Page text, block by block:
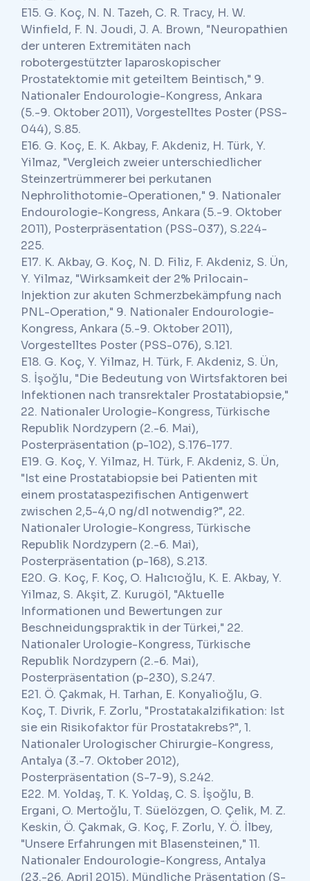
E15. G. Koç, N. N. Tazeh, C. R. Tracy, H. W.
Winfield, F. N. Joudi, J. A. Brown, "Neuropathien
der unteren Extremitäten nach
robotergestützter laparoskopischer
Prostatektomie mit geteiltem Beintisch," 9.
Nationaler Endourologie-Kongress, Ankara
(5.-9. Oktober 2011), Vorgestelltes Poster (PSS-
044), S.85.
E16. G. Koç, E. K. Akbay, F. Akdeniz, H. Türk, Y.
Yilmaz, "Vergleich zweier unterschiedlicher
Steinzertrümmerer bei perkutanen
Nephrolithotomie-Operationen," 9. Nationaler
Endourologie-Kongress, Ankara (5.-9. Oktober
2011), Posterpräsentation (PSS-037), S.224-
225.
E17. K. Akbay, G. Koç, N. D. Filiz, F. Akdeniz, S. Ün,
Y. Yilmaz, "Wirksamkeit der 2% Prilocain-
Injektion zur akuten Schmerzbekämpfung nach
PNL-Operation," 9. Nationaler Endourologie-
Kongress, Ankara (5.-9. Oktober 2011),
Vorgestelltes Poster (PSS-076), S.121.
E18. G. Koç, Y. Yilmaz, H. Türk, F. Akdeniz, S. Ün,
S. İşoğlu, "Die Bedeutung von Wirtsfaktoren bei
Infektionen nach transrektaler Prostatabiopsie,"
22. Nationaler Urologie-Kongress, Türkische
Republik Nordzypern (2.-6. Mai),
Posterpräsentation (p-102), S.176-177.
E19. G. Koç, Y. Yilmaz, H. Türk, F. Akdeniz, S. Ün,
"Ist eine Prostatabiopsie bei Patienten mit
einem prostataspezifischen Antigenwert
zwischen 2,5-4,0 ng/dl notwendig?", 22.
Nationaler Urologie-Kongress, Türkische
Republik Nordzypern (2.-6. Mai),
Posterpräsentation (p-168), S.213.
E20. G. Koç, F. Koç, O. Halıcıoğlu, K. E. Akbay, Y.
Yilmaz, S. Akşit, Z. Kurugöl, "Aktuelle
Informationen und Bewertungen zur
Beschneidungspraktik in der Türkei," 22.
Nationaler Urologie-Kongress, Türkische
Republik Nordzypern (2.-6. Mai),
Posterpräsentation (p-230), S.247.
E21. Ö. Çakmak, H. Tarhan, E. Konyalioğlu, G.
Koç, T. Divrik, F. Zorlu, "Prostatakalzifikation: Ist
sie ein Risikofaktor für Prostatakrebs?", 1.
Nationaler Urologischer Chirurgie-Kongress,
Antalya (3.-7. Oktober 2012),
Posterpräsentation (S-7-9), S.242.
E22. M. Yoldaş, T. K. Yoldaş, C. S. İşoğlu, B.
Ergani, O. Mertoğlu, T. Süelözgen, O. Çelik, M. Z.
Keskin, Ö. Çakmak, G. Koç, F. Zorlu, Y. Ö. İlbey,
"Unsere Erfahrungen mit Blasensteinen," 11.
Nationaler Endourologie-Kongress, Antalya
(23.-26. April 2015), Mündliche Präsentation (S-